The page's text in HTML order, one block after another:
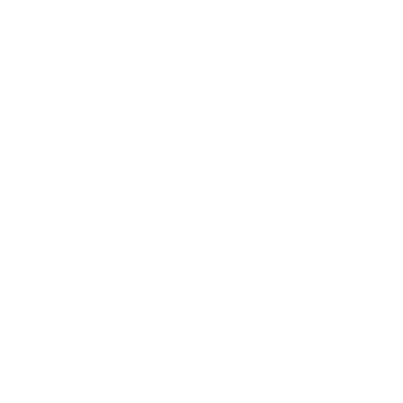
"C":
на вал:
62052RSGP (GoPart)
вал 25 мм, закрытый. Артикул
однорядный на вал 25 мм,